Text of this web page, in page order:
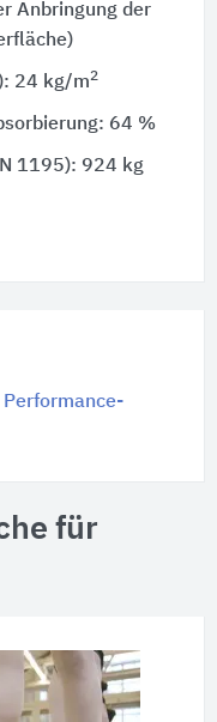
Anbringung der
24 kg/m2
64 %
1195): 924 kg
für